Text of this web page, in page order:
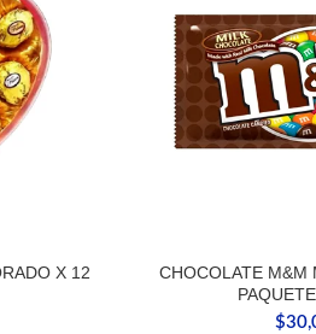
X 12
CHOCOLATE M&M
$